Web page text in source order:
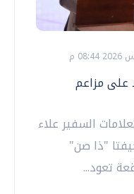
على مزاعم
السفير علاء
"ذا صن"
تعود...